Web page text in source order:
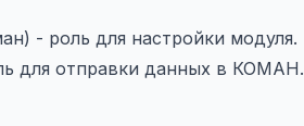
- роль для настройки модуля.
для отправки данных в КОМАН.